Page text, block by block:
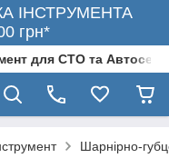
ІНСТРУМЕНТА
грн*
для СТО та
Шарнірно-